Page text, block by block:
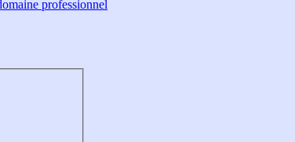
professionnel